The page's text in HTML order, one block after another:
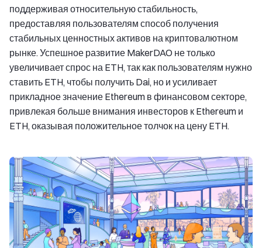
поддерживая относительную стабильность,
предоставляя пользователям способ получения
стабильных ценностных активов на криптовалютном
рынке. Успешное развитие MakerDAO не только
увеличивает спрос на ETH, так как пользователям нужно
ставить ETH, чтобы получить Dai, но и усиливает
прикладное значение Ethereum в финансовом секторе,
привлекая больше внимания инвесторов к Ethereum и
ETH, оказывая положительное толчок на цену ETH.